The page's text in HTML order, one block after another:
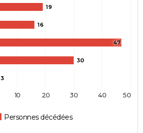
19
16
47
30
3
Personnes décédées
10 20 30 40 50